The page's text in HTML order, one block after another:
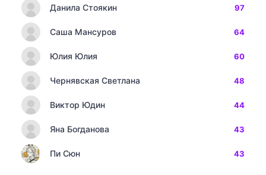
Данила Стоякин 97
Саша Мансуров 64
Юлия Юлия 60
Чернявская Светлана 48
Виктор Юдин 44
Яна Богданова 43
Пи Сюн 43